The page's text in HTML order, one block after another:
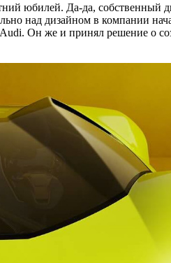
юбилей. Да-да,
над дизайном в компании
Он же и принял решение о